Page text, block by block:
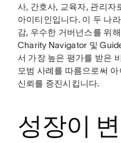
사, 간호사, 교육자, 관리자
아이티인입니다. 이 두 나
감, 우수한 거버넌스를 위
Charity Navigator 및
서 가장 높은 평가를 받은
모범 사례를 따름으로써
신뢰를 증진시킵니다.
성장이